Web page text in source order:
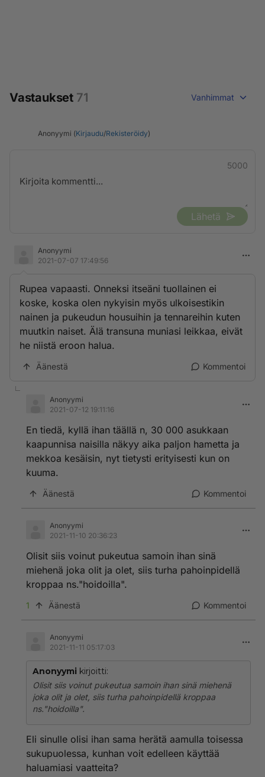
Vastaukset 71 Vanhimmat
Anonyymi (Kirjaudu/Rekisteröidy)
5000
Lähetä
Anonyymi
2021-07-07 17:49:56
Rupea vapaasti. Onneksi itseäni tuollainen ei
koske, koska olen nykyisin myös ulkoisestikin
nainen ja pukeudun housuihin ja tennareihin kuten
muutkin naiset. Älä transuna muniasi leikkaa, eivät
he niistä eroon halua.
Äänestä Kommentoi
Anonyymi
2021-07-12 19:11:16
En tiedä, kyllä ihan täällä n, 30 000 asukkaan
kaapunnisa naisilla näkyy aika paljon hametta ja
mekkoa kesäisin, nyt tietysti erityisesti kun on
kuuma.
Äänestä Kommentoi
Anonyymi
2021-11-10 20:36:23
Olisit siis voinut pukeutua samoin ihan sinä
miehenä joka olit ja olet, siis turha pahoinpidellä
kroppaa ns."hoidoilla".
1 Äänestä Kommentoi
Anonyymi
2021-11-11 05:17:03
Anonyymi kirjoitti:
Olisit siis voinut pukeutua samoin ihan sinä miehenä
joka olit ja olet, siis turha pahoinpidellä kroppaa
ns."hoidoilla".
Eli sinulle olisi ihan sama herätä aamulla toisessa
sukupuolessa, kunhan voit edelleen käyttää
haluamiasi vaatteita?